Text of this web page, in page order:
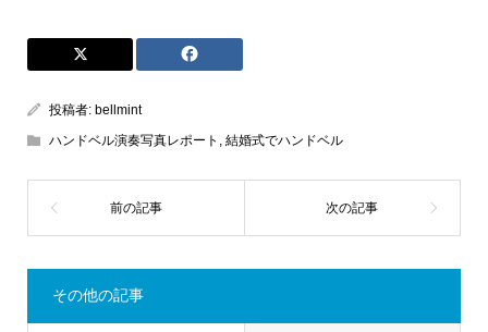
投稿者: bellmint
ハンドベル演奏写真レポート
結婚式でハンドベル
その他の記事